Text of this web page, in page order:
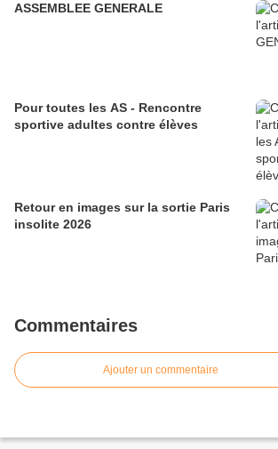
ASSEMBLEE GENERALE
Pour toutes les AS - Rencontre
sportive adultes contre élèves
Retour en images sur la sortie Paris
insolite 2026
Commentaires
Ajouter un commentaire